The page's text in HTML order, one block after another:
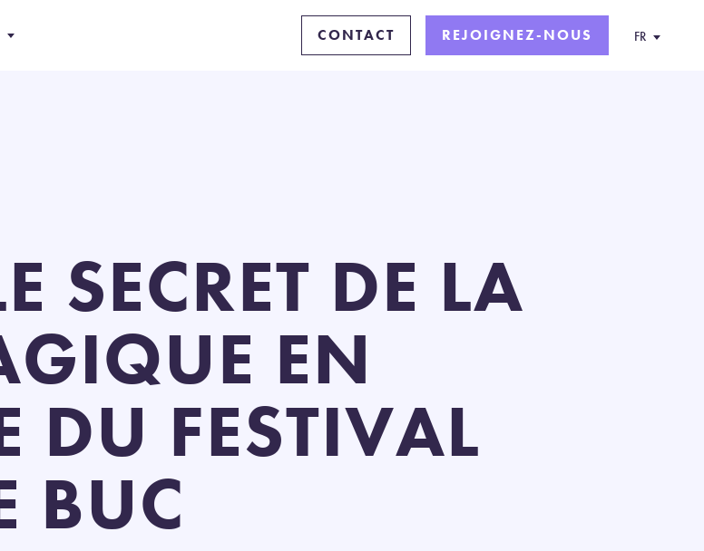
CONTACT REJOIGNEZ-NOUS FR
SECRET DE LA
EN
DU FESTIVAL
BUC